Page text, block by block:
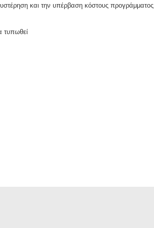
και την υπέρβαση κόστους προγράμματος.
τυπωθεί